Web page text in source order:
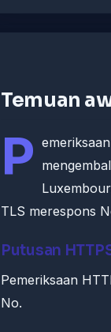
Temuan
P
TLS merespons
Putusan
Pemeriksaan
No.